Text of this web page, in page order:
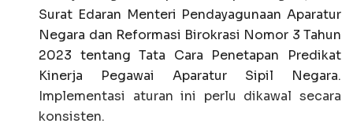
Surat Edaran Menteri Pendayagunaan Aparatur
Negara dan Reformasi Birokrasi Nomor 3 Tahun
2023 tentang Tata Cara Penetapan Predikat
Kinerja Pegawai Aparatur Sipil Negara.
Implementasi aturan ini perlu dikawal secara
konsisten.